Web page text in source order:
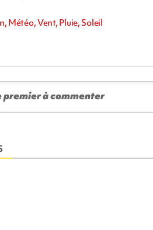
Météo, Vent, Pluie, Soleil